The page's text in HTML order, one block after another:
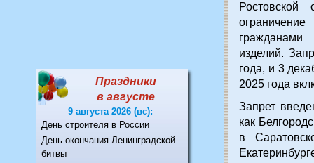
Праздники
в августе
9 августа 2026 (вс):
День строителя в России
День окончания Ленинградской
битвы
Ростовской
изделий.
года, и 3
2025 года
Запрет
как
в